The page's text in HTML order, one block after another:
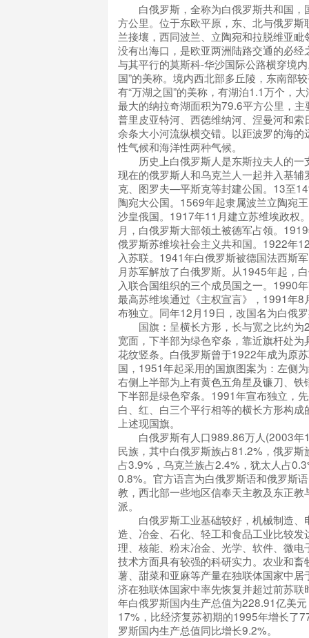
白俄罗斯，全称为白俄罗斯共和国，
方公里。位于东欧平原，东、北与俄罗斯
兰接壤，西同波兰、立陶宛和拉脱维亚
没有出海口，是欧亚两洲陆路交通的必经
与其平行的莫斯科-华沙国际公路横穿境
国”的美称。境内西北部多丘陵，东南部
有“万湖之国”的美称，有湖泊1.1万个，
最大的纳拉奇湖面积为79.6平方公里，
普里皮亚特河、西德维纳河、涅曼河和
余条大小河流纵横交错。以距波罗的海的
性气候和海洋性两种气候。
历史上白俄罗斯人是东斯拉夫人的一
现在的俄罗斯人和乌克兰人一起并入基辅
克、图罗夫—平斯克等封建公国。13至
陶宛大公国。1569年起隶属波兰立陶宛
沙皇俄国。1917年11月建立苏维埃政权
月，白俄罗斯大部领土被德军占领。
俄罗斯苏维埃社会主义共和国。1922年
入苏联。1941年白俄罗斯被德国法西斯
月苏军解放了白俄罗斯。从1945年起，
入联合国组织的三个成员国之一。1990
最高苏维埃通过《主权宣言》，1991年8
布独立。同年12月19日，改国名为白俄
国旗：呈横长方形，长与宽之比约为
宽面，下半部为绿色窄条，靠近旗杆处
花纹竖条。白俄罗斯曾于1922年成为原
国，1951年起采用的国旗图案为：左侧
右侧上半部为上有黄色五角星及镰刀、铁
下半部是绿色窄条。1991年宣布独立，
白、红、白三个平行相等的横长方形构
上述现国旗。
白俄罗斯有人口989.86万人(2003年
民族，其中白俄罗斯族占81.2%，俄罗
占3.9%，乌克兰族占2.4%，犹太人占
0.8%。官方语言为白俄罗斯语和俄罗斯
教，西北部一些地区信奉天主教及东正教
派。
白俄罗斯工业基础较好，机械制造、
造、冶金、石化、轻工和食品工业比较发
理、核能、粉末冶金、光学、软件、微电
技术方面具有较强的科研实力。农业和畜
薯、甜菜和亚麻等产量在独联体国家中居
济在独联体国家中率先恢复并超过前苏
年白俄罗斯国内生产总值为228.91亿美
17%，比经济复苏初期的1995年增长了
罗斯国内生产总值同比增长9.2%。